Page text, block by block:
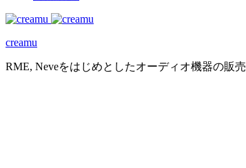
creamu
RME, Neveをはじめとしたオーディオ機器の販売